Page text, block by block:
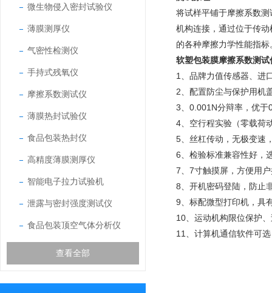
微生物侵入密封试验仪
薄膜测厚仪
气密性检测仪
手持式残氧仪
摩擦系数测试仪
薄膜热封试验仪
食品包装热封仪
高精度薄膜测厚仪
智能电子拉力试验机
泄露与密封强度测试仪
食品包装顶空气体分析仪
查看全部
将试样平铺于摩擦系数
机构连接，通过位于传
的各种摩擦力学性能指标
软塑包装膜摩擦系数测试
1、品牌力值传感器、进
2、配置防尘与保护用机
3、0.001N分辩率，优于
4、空行程实验（零载荷
5、丝杠传动，无极变速
6、检验标准兼容性好，
7、7寸触摸屏，方便用
8、开机密码登陆，防止
9、标配微型打印机，具
10、运动机构限位保护
11、计算机通信软件可